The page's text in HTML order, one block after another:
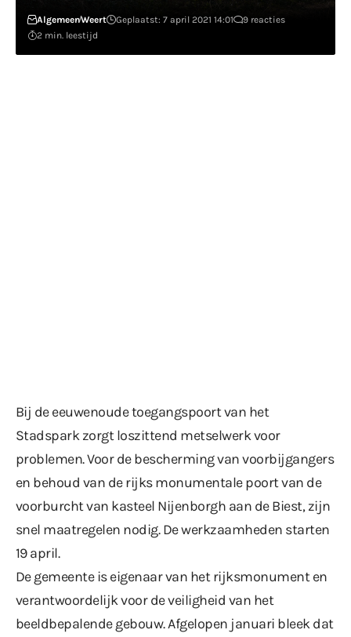
AlgemeenWeert Geplaatst: 7 april 2021 14:01
9 reacties
2 min. leestijd
Bij de eeuwenoude toegangspoort van het
Stadspark zorgt loszittend metselwerk voor
problemen. Voor de bescherming van voorbijgangers
en behoud van de rijks monumentale poort van de
voorburcht van kasteel Nijenborgh aan de Biest, zijn
snel maatregelen nodig. De werkzaamheden starten
19 april.
De gemeente is eigenaar van het rijksmonument en
verantwoordelijk voor de veiligheid van het
beeldbepalende gebouw. Afgelopen januari bleek dat